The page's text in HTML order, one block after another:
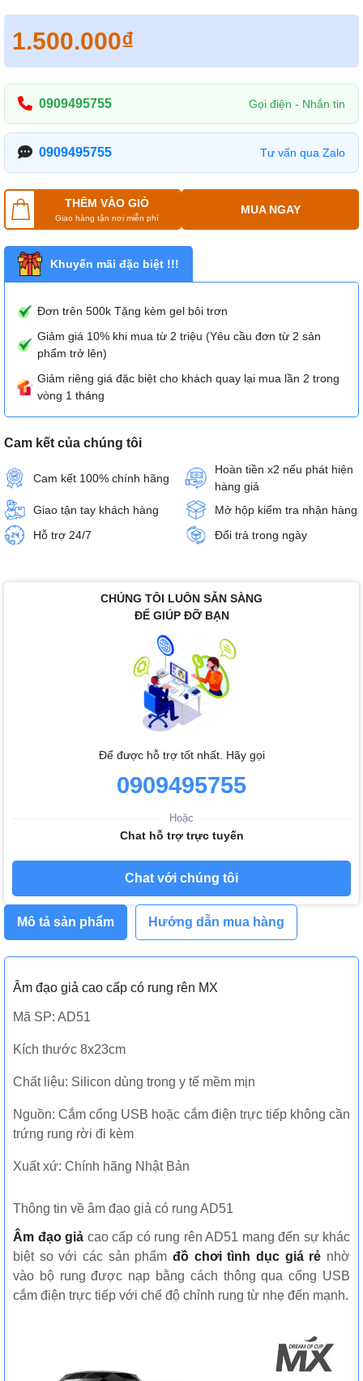
1.500.000₫
0909495755 Gọi điện - Nhắn tin
0909495755 Tư vấn qua Zalo
THÊM VÀO GIỎ
Giao hàng tận nơi miễn phí
MUA NGAY
Khuyến mãi đặc biệt !!!
Đơn trên 500k Tặng kèm gel bôi trơn
Giảm giá 10% khi mua từ 2 triệu (Yêu cầu đơn từ 2 sản
phẩm trở lên)
Giảm riêng giá đặc biệt cho khách quay lại mua lần 2 trong
vòng 1 tháng
Cam kết của chúng tôi
Cam kết 100% chính hãng
Hoàn tiền x2 nếu phát hiện
hàng giả
Giao tận tay khách hàng
Mở hộp kiểm tra nhận hàng
Hỗ trợ 24/7
Đổi trả trong ngày
CHÚNG TÔI LUÔN SẴN SÀNG
ĐỂ GIÚP ĐỠ BẠN
Để được hỗ trợ tốt nhất. Hãy gọi
0909495755
Hoặc
Chat hỗ trợ trực tuyến
Chat với chúng tôi
Mô tả sản phẩm Hướng dẫn mua hàng
Âm đạo giả cao cấp có rung rên MX
Mã SP: AD51
Kích thước 8x23cm
Chất liệu: Silicon dùng trong y tế mềm mịn
Nguồn: Cắm cổng USB hoặc cắm điện trực tiếp không cần
trứng rung rời đi kèm
Xuất xứ: Chính hãng Nhật Bản
Thông tin về âm đạo giả có rung AD51
Âm đạo giả cao cấp có rung rên AD51 mang đến sự khác
biệt so với các sản phẩm đồ chơi tình dục giá rẻ nhờ
vào bộ rung được nạp bằng cách thông qua cổng USB
cắm điện trực tiếp với chế độ chỉnh rung từ nhẹ đến mạnh.